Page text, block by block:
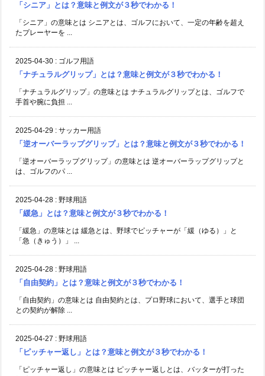
「シニア」とは？意味と例文が３秒でわかる！
「シニア」の意味とは シニアとは、ゴルフにおいて、一定の年齢を超え
たプレーヤーを ...
2025-04-30 : ゴルフ用語
「ナチュラルグリップ」とは？意味と例文が３秒でわかる！
「ナチュラルグリップ」の意味とは ナチュラルグリップとは、ゴルフで
手首や腕に負担 ...
2025-04-29 : サッカー用語
「逆オーバーラップグリップ」とは？意味と例文が３秒でわかる！
「逆オーバーラップグリップ」の意味とは 逆オーバーラップグリップと
は、ゴルフのパ ...
2025-04-28 : 野球用語
「緩急」とは？意味と例文が３秒でわかる！
「緩急」の意味とは 緩急とは、野球でピッチャーが「緩（ゆる）」と
「急（きゅう）」 ...
2025-04-28 : 野球用語
「自由契約」とは？意味と例文が３秒でわかる！
「自由契約」の意味とは 自由契約とは、プロ野球において、選手と球団
との契約が解除 ...
2025-04-27 : 野球用語
「ピッチャー返し」とは？意味と例文が３秒でわかる！
「ピッチャー返し」の意味とは ピッチャー返しとは、バッターが打った